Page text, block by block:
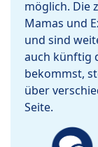
möglich. Die
Mamas und
und sind
auch künftig
bekommst,
über
Seite.